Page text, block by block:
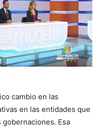
cambio en las
en las entidades que
Esa